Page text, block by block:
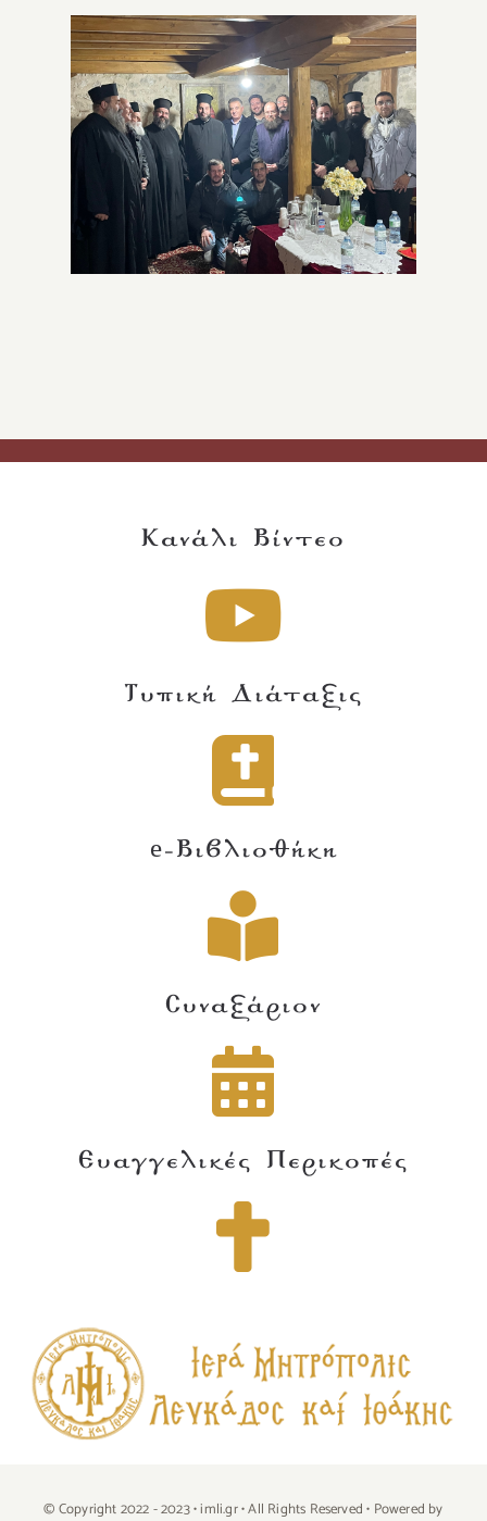
Κανάλι Βίντεο
Τυπική Διάταξις
e-Βιβλιοθήκη
Συναξάριον
Ευαγγελικές Περικοπές
© Copyright 2022 - 2023 • imli.gr • All Rights Reserved • Powered by